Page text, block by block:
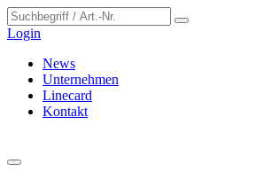
Login
News
Unternehmen
Linecard
Kontakt
Cookie-Einstellungen